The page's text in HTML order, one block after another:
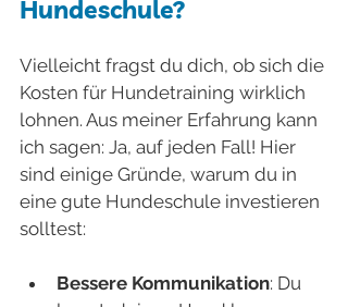
Hundeschule?
Vielleicht fragst du dich, ob sich die
Kosten für Hundetraining wirklich
lohnen. Aus meiner Erfahrung kann
ich sagen: Ja, auf jeden Fall! Hier
sind einige Gründe, warum du in
eine gute Hundeschule investieren
solltest:
Bessere Kommunikation: Du